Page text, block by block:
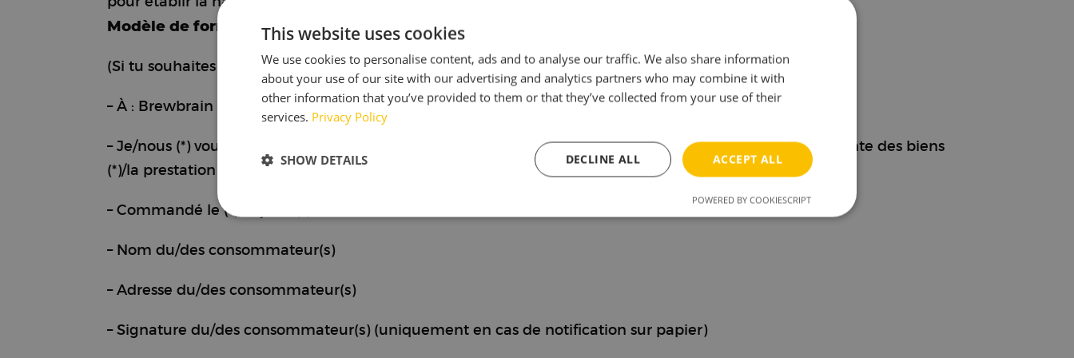
Modèle de formulaire de rétractation
(Si tu souhaites te rétracter du contrat, merci de remplir ce formulaire et de nous le retourner.)
– À : Brewbrain B.V., Lulofsstraat 55, Unit 44, 2521 AL Den Haag, Pays-Bas,support@brewbrain.nl
– Je/nous (*) vous notifie/notifions (*) par la présente ma/notre (*) rétractation du contrat portant sur la vente des biens
(*)/la prestation de services (*) suivants
– Commandé le (*)/reçu le (*)
– Nom du/des consommateur(s)
– Adresse du/des consommateur(s)
– Signature du/des consommateur(s) (uniquement en cas de notification sur papier)
This website uses cookies
We use cookies to personalise content, ads and to analyse our traffic. We also share information
about your use of our site with our advertising and analytics partners who may combine it with
other information that you’ve provided to them or that they’ve collected from your use of their
services. Privacy Policy
ACCEPT ALL
DECLINE ALL
SHOW DETAILS
Functionality
POWERED BY COOKIESCRIPT